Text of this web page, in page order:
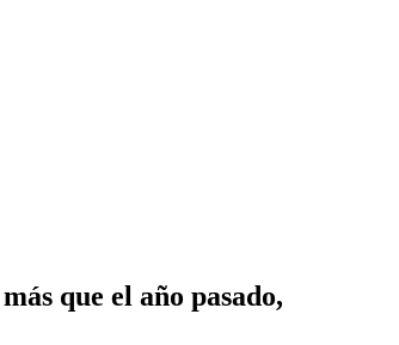
que el año pasado,